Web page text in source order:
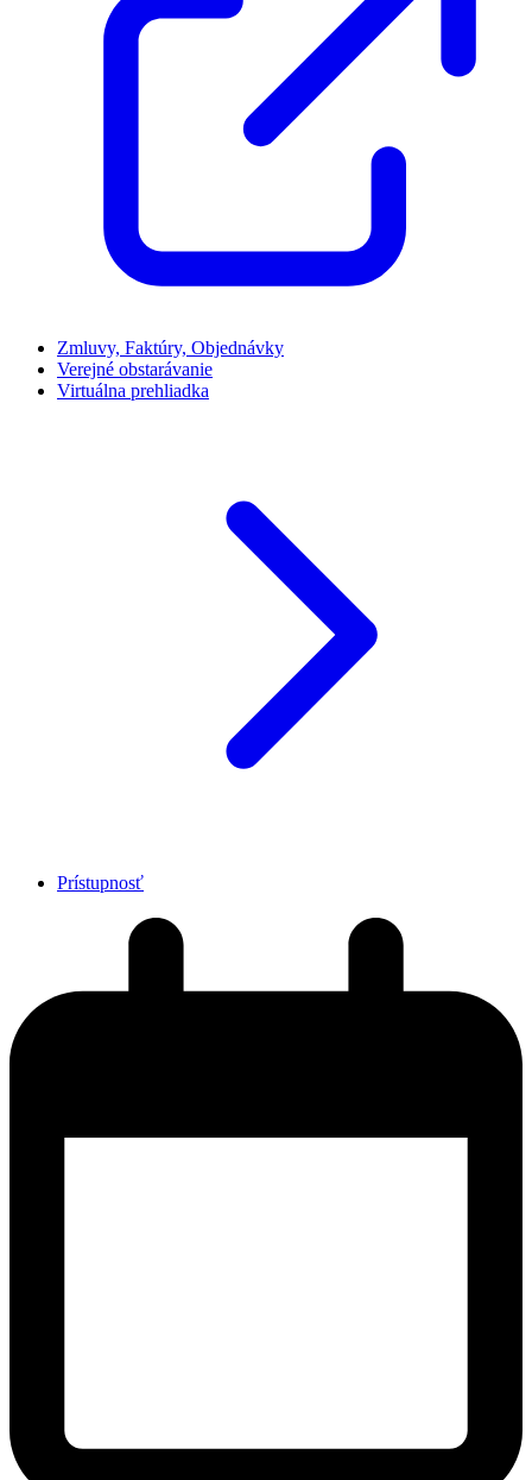
Zmluvy, Faktúry, Objednávky
Verejné obstarávanie
Virtuálna prehliadka
Prístupnosť